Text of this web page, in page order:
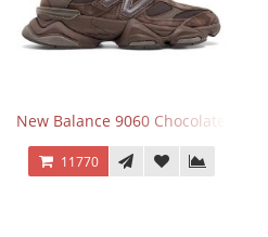
New Balance 9060 Chocolate Brown
11770